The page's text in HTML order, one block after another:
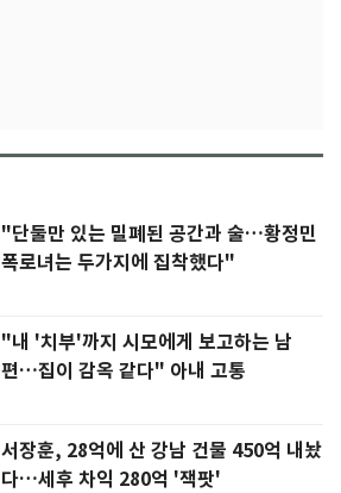
"단둘만 있는 밀폐된 공간과 술…황정민
폭로녀는 두가지에 집착했다"
"내 '치부'까지 시모에게 보고하는 남
편…집이 감옥 같다" 아내 고통
서장훈, 28억에 산 강남 건물 450억 내놨
다…세후 차익 280억 '잭팟'